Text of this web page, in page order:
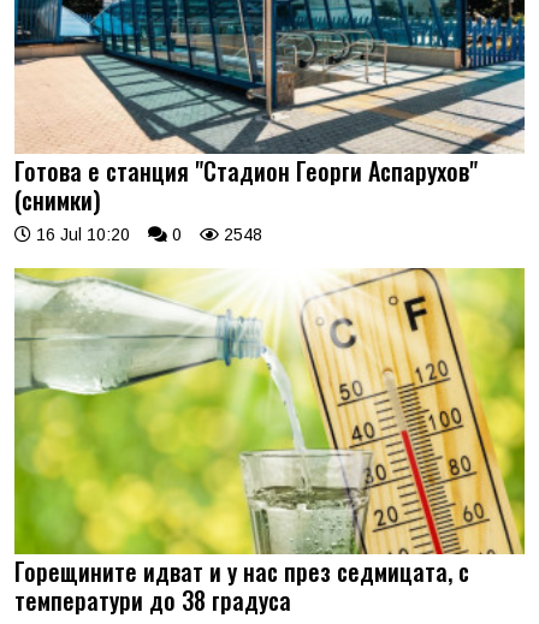
Готова е станция "Стадион Георги Аспарухов"
(снимки)
16 Jul 10:20 0 2548
Горещините идват и у нас през седмицата, с
температури до 38 градуса